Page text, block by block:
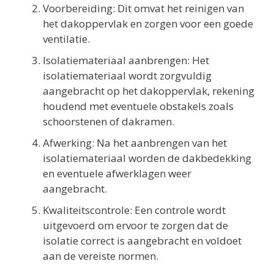
Voorbereiding: Dit omvat het reinigen van
het dakoppervlak en zorgen voor een goede
ventilatie.
Isolatiemateriaal aanbrengen: Het
isolatiemateriaal wordt zorgvuldig
aangebracht op het dakoppervlak, rekening
houdend met eventuele obstakels zoals
schoorstenen of dakramen.
Afwerking: Na het aanbrengen van het
isolatiemateriaal worden de dakbedekking
en eventuele afwerklagen weer
aangebracht.
Kwaliteitscontrole: Een controle wordt
uitgevoerd om ervoor te zorgen dat de
isolatie correct is aangebracht en voldoet
aan de vereiste normen.